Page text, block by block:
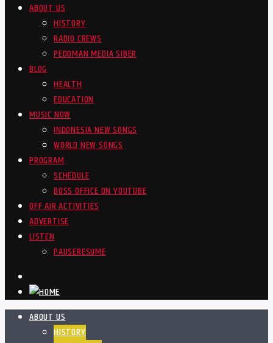
ABOUT US
HISTORY
RADIO CREWS
PEDOMAN MEDIA SIBER
BLOG
HEALTH
EDUCATION
MUSIC NOW
INDONESIA NEW SONGS
WORLD NEW SONGS
PROGRAM
SCHEDULE
BOSS OFFICE ON YOUTUBE
OFF AIR ACTIVITIES
ADVERTISE
LISTEN
PAUSERESUME
ABOUT US
HISTORY